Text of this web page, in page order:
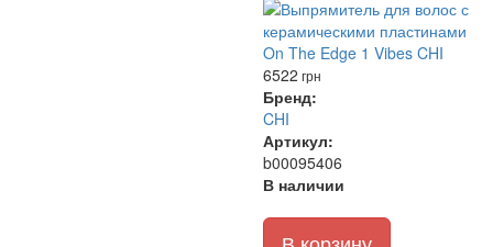
6522 грн
Бренд:
CHI
Артикул:
b00095406
В наличии